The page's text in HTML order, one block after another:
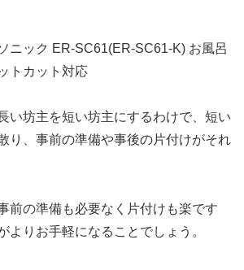
い坊主を短い坊主にするわけで、短い
り、事前の準備や事後の片付けがそれ
前の準備も必要なく片付けも楽です
よりお手軽になることでしょう。